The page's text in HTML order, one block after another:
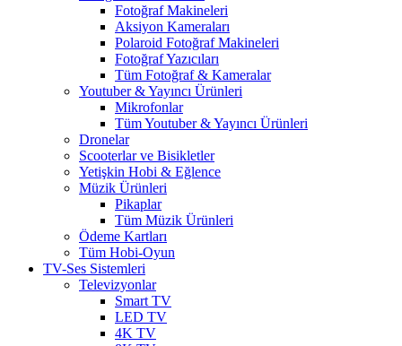
Fotoğraf Makineleri
Aksiyon Kameraları
Polaroid Fotoğraf Makineleri
Fotoğraf Yazıcıları
Tüm Fotoğraf & Kameralar
Youtuber & Yayıncı Ürünleri
Mikrofonlar
Tüm Youtuber & Yayıncı Ürünleri
Dronelar
Scooterlar ve Bisikletler
Yetişkin Hobi & Eğlence
Müzik Ürünleri
Pikaplar
Tüm Müzik Ürünleri
Ödeme Kartları
Tüm Hobi-Oyun
TV-Ses Sistemleri
Televizyonlar
Smart TV
LED TV
4K TV